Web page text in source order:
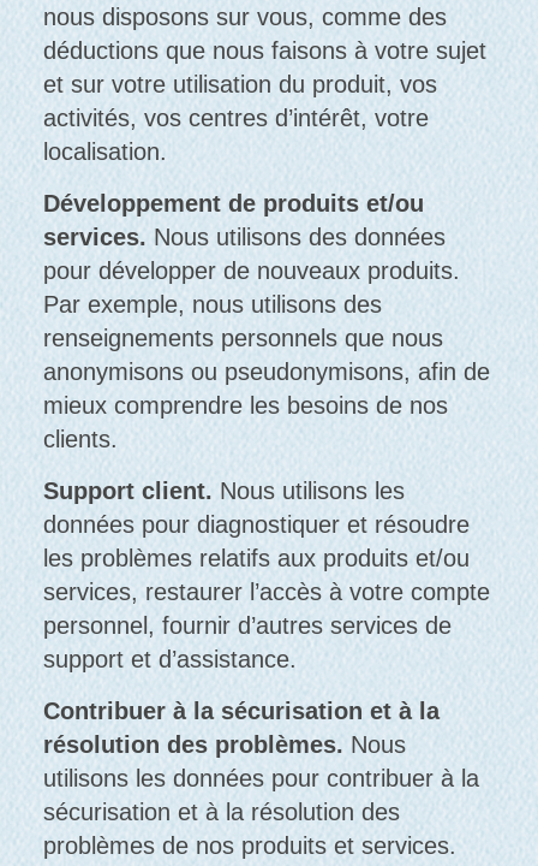
nous disposons sur vous, comme des
déductions que nous faisons à votre sujet
et sur votre utilisation du produit, vos
activités, vos centres d’intérêt, votre
localisation.
Développement de produits et/ou
services. Nous utilisons des données
pour développer de nouveaux produits.
Par exemple, nous utilisons des
renseignements personnels que nous
anonymisons ou pseudonymisons, afin de
mieux comprendre les besoins de nos
clients.
Support client. Nous utilisons les
données pour diagnostiquer et résoudre
les problèmes relatifs aux produits et/ou
services, restaurer l’accès à votre compte
personnel, fournir d’autres services de
support et d’assistance.
Contribuer à la sécurisation et à la
résolution des problèmes.Nous
utilisons les données pour contribuer à la
sécurisation et à la résolution des
problèmes de nos produits et services.